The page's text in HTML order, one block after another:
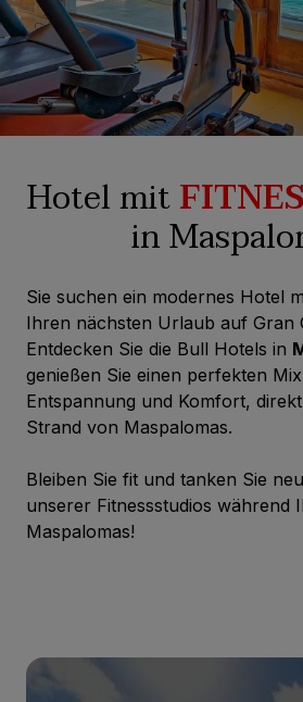
Hotel mit
in
Sie suchen ein modernes Hotel
Ihren nächsten Urlaub auf Gran
Entdecken Sie die Bull Hotels in
genießen Sie einen perfekten
Entspannung und Komfort,
Strand von Maspalomas.
Bleiben Sie fit und tanken Sie
unserer Fitnessstudios während
Maspalomas!